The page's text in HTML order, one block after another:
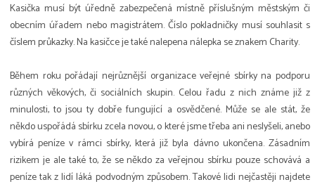
Kasička musí být úředně zabezpečená místně příslušným městským či
obecním úřadem nebo magistrátem. Číslo pokladničky musí souhlasit s
číslem průkazky. Na kasičce je také nalepena nálepka se znakem Charity.
Během roku pořádají nejrůznější organizace veřejné sbírky na podporu
různých věkových, či sociálních skupin. Celou řadu z nich známe již z
minulosti, to jsou ty dobře fungující a osvědčené. Může se ale stát, že
někdo uspořádá sbírku zcela novou, o které jsme třeba ani neslyšeli, anebo
vybírá peníze v rámci sbírky, která již byla dávno ukončena. Zásadním
rizikem je ale také to, že se někdo za veřejnou sbírku pouze schovává a
peníze tak z lidí láká podvodným způsobem. Takové lidi nejčastěji najdete